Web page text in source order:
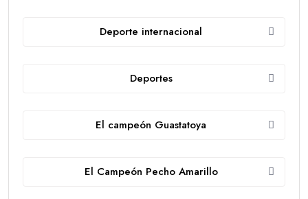
Deporte internacional
Deportes
El campeón Guastatoya
El Campeón Pecho Amarillo